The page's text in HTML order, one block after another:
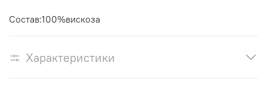
Состав:100%вискоза
Характеристики